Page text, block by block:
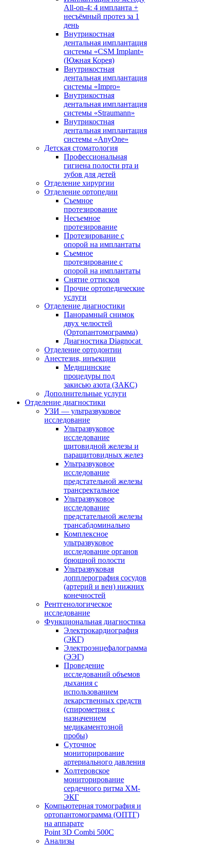
All-on-4: 4 импланта +
несъёмный протез за 1
день
Внутрикостная
дентальная имплантация
системы «CSM Implant»
(Южная Корея)
Внутрикостная
дентальная имплантация
системы «Impro»
Внутрикостная
дентальная имплантация
системы «Straumann»
Внутрикостная
дентальная имплантация
системы «AnyOne»
Детская стоматология
Профессиональная
гигиена полости рта и
зубов для детей
Отделение хирургии
Отделение ортопедии
Съемное
протезирование
Несъемное
протезирование
Протезирование с
опорой на имплантаты
Съемное
протезирование с
опорой на имплантаты
Снятие оттисков
Прочие ортопедические
услуги
Отделение диагностики
Панорамный снимок
двух челюстей
(Ортопантомограмма)
Диагностика Diagnocat
Отделение ортодонтии
Анестезия, инъекции
Медицинские
процедуры под
закисью азота (ЗАКС)
Дополнительные услуги
Отделение диагностики
УЗИ — ультразвуковое
исследование
Ультразвуковое
исследование
щитовидной железы и
паращитовидных желез
Ультразвуковое
исследование
предстательной железы
трансректальное
Ультразвуковое
исследование
предстательной железы
трансабдоминально
Комплексное
ультразвуковое
исследование органов
брюшной полости
Ультразвуковая
допплерография сосудов
(артерий и вен) нижних
конечностей
Рентгенологическое
исследование
Функциональная диагностика
Электрокардиография
(ЭКГ)
Электроэнцефалограмма
(ЭЭГ)
Проведение
исследований объемов
дыхания с
использованием
лекарственных средств
(спирометрия с
назначением
медикаментозной
пробы)
Суточное
мониторирование
артериального давления
Холтеровское
мониторирование
сердечного ритма ХМ-
ЭКГ
Компьютерная томография и
ортопантомограмма (ОПТГ)
на аппарате
Point 3D Combi 500C
Анализы